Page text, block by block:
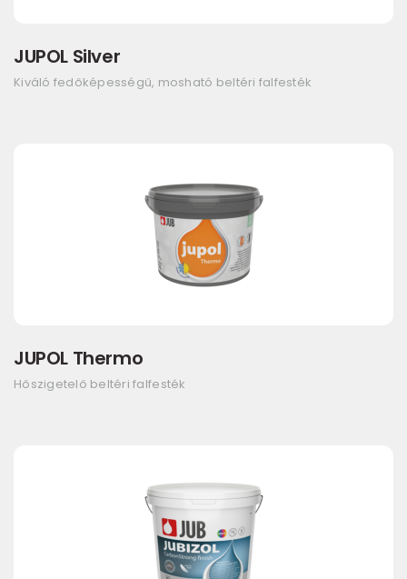
JUPOL Silver
Kiváló fedőképességű, mosható beltéri falfesték
JUPOL Thermo
Hőszigetelő beltéri falfesték